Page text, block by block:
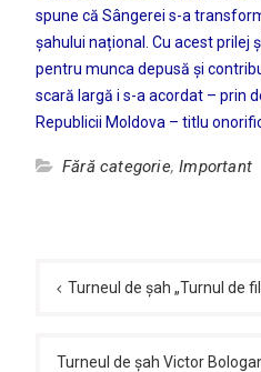
spune că Sângerei s-a
șahului național. Cu acest prilej
pentru munca depusă și
scară largă i s-a acordat – prin
Republicii Moldova – titlu
Fără categorie,Important
Turneul de șah „Turnul de
Turneul de șah Victor